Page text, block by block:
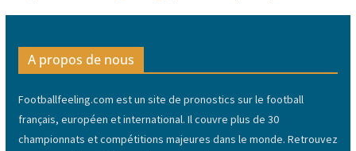
A propos de nous
Footballfeeling.com est un site de pronostics sur le football
français, européen et international. Il couvre plus de 30
championnats et compétitions majeures dans le monde. Retrouvez